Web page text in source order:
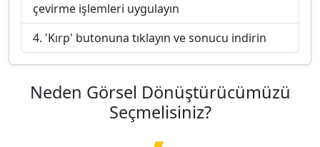
çevirme işlemleri uygulayın
'Kırp' butonuna tıklayın ve sonucu indirin
Neden Görsel Dönüştürücümüzü
Seçmelisiniz?